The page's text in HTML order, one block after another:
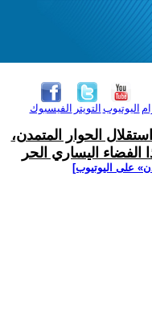
الفيسبوك التويتر اليوتيوب
الحوار المتمدن،
اليساري الحر
على اليوتيوب]